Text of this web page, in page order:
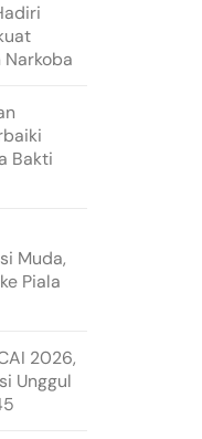
Narkoba
Bakti
Muda,
Piala
2026,
Unggul